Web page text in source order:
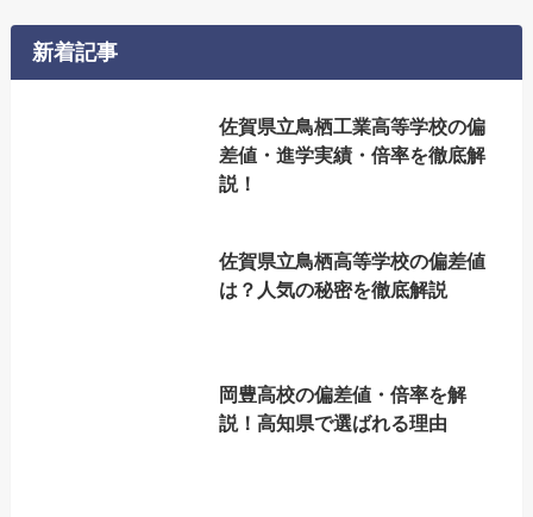
新着記事
佐賀県立鳥栖工業高等学校の偏
差値・進学実績・倍率を徹底解
説！
佐賀県立鳥栖高等学校の偏差値
は？人気の秘密を徹底解説
岡豊高校の偏差値・倍率を解
説！高知県で選ばれる理由